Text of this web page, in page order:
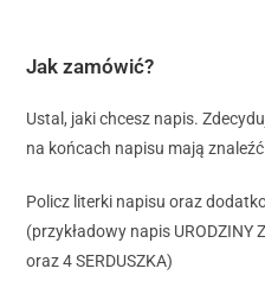
Jak zamówić?
Ustal, jaki chcesz napis.
na końcach napisu mają
Policz literki napisu oraz
(przykładowy napis URODZINY
oraz 4 SERDUSZKA)